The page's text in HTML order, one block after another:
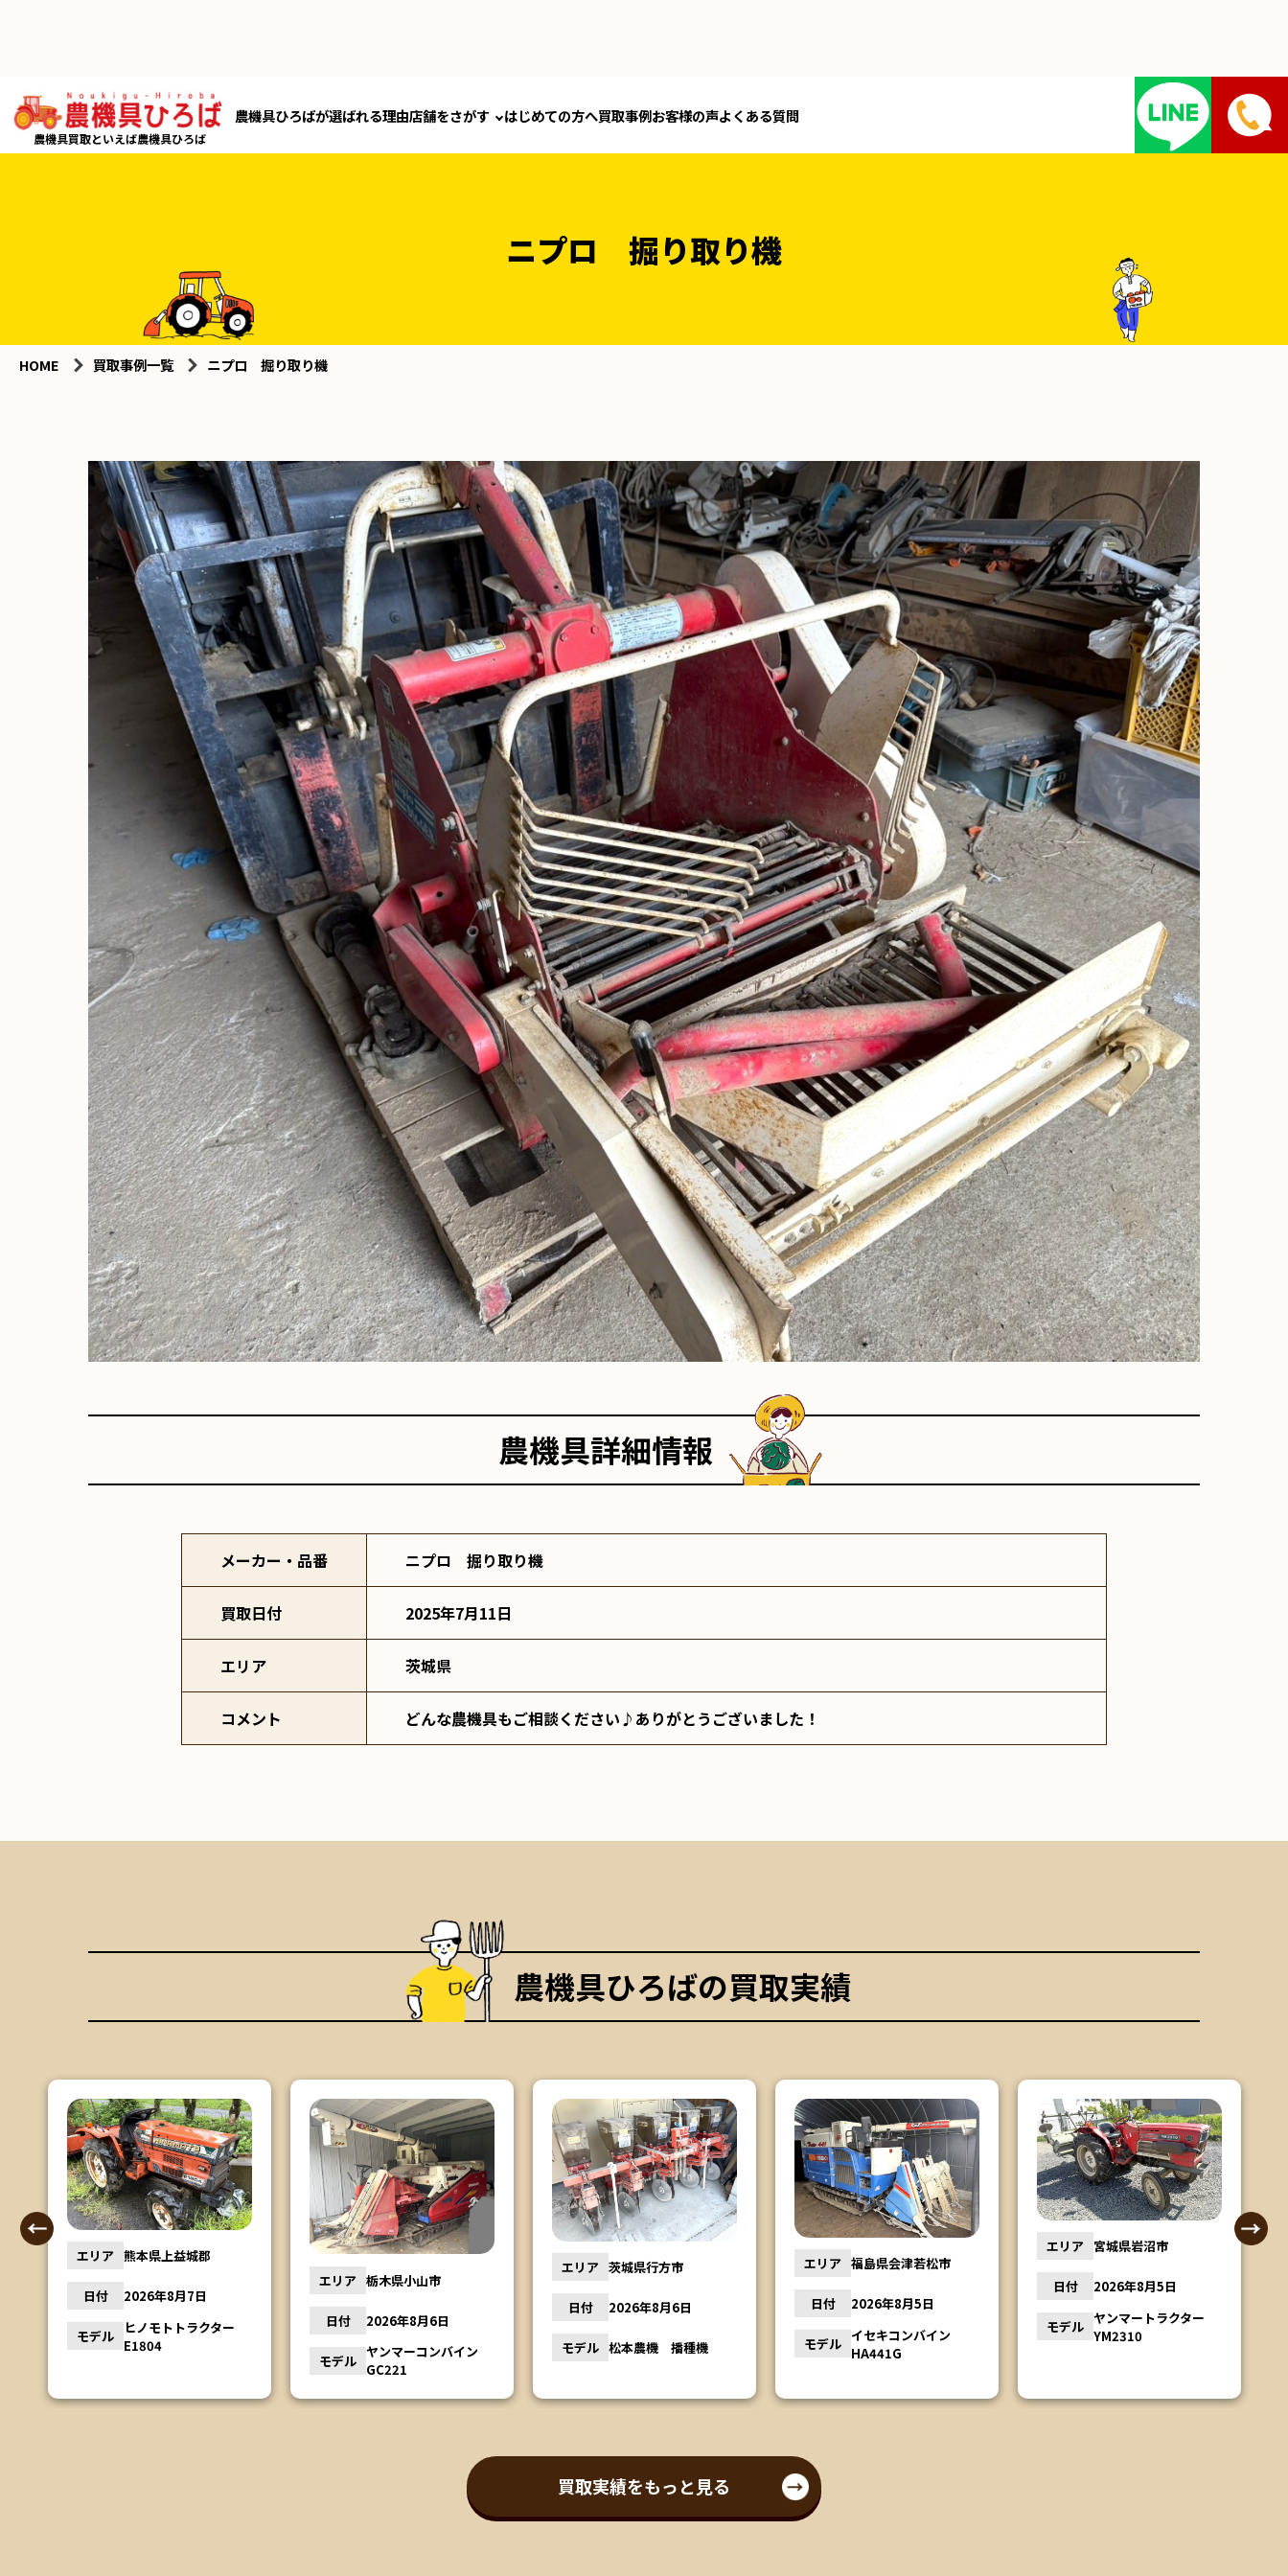
農機具買取といえば農機具ひろば
農機具ひろばが選ばれる理由店舗をさがす はじめての方へ買取事例お客様の声よくある質問
ニプロ 掘り取り機
HOME 買取事例一覧 ニプロ 掘り取り機
農機具詳細情報
メーカー・品番 ニプロ 掘り取り機
買取日付 2025年7月11日
エリア 茨城県
コメント どんな農機具もご相談ください♪ありがとうございました！
農機具ひろばの買取実績
2026年8月6日
ヤンマーコンバイン
松本農機 播種機
エリア 福島県会津若松市
日付 2026年8月5日
モデル HA441G
YM2310
2026年8月4日
クボタトラクター
買取実績をもっと見る